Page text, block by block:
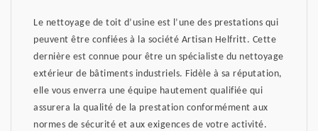
Le nettoyage de toit d’usine est l’une des prestations qui
peuvent être confiées à la société Artisan Helfritt. Cette
dernière est connue pour être un spécialiste du nettoyage
extérieur de bâtiments industriels. Fidèle à sa réputation,
elle vous enverra une équipe hautement qualifiée qui
assurera la qualité de la prestation conformément aux
normes de sécurité et aux exigences de votre activité.